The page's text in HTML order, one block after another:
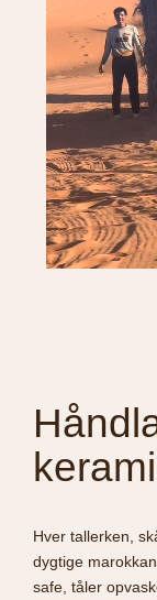
Hver tallerken,
dygtige
safe, tåler